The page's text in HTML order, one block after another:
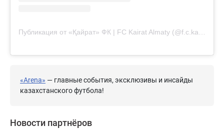
Публикация от «Қайрат» ФК | FC Kairat Almaty (@f.c.kairat)
«Arena» — главные события, эксклюзивы и инсайды
казахстанского футбола!